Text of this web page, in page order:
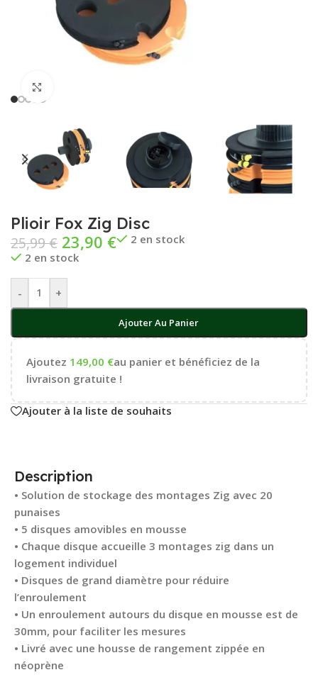
Plioir Fox Zig Disc
25,99€ 23,90 €
2 en stock
2 en stock
- +
Ajouter Au Panier
Ajoutez 149,00 €au panier et bénéficiez de la
livraison gratuite !
Ajouter à la liste de souhaits
Description
• Solution de stockage des montages Zig avec 20
punaises
• 5 disques amovibles en mousse
• Chaque disque accueille 3 montages zig dans un
logement individuel
• Disques de grand diamètre pour réduire
l’enroulement
• Un enroulement autours du disque en mousse est de
30mm, pour faciliter les mesures
• Livré avec une housse de rangement zippée en
néoprène